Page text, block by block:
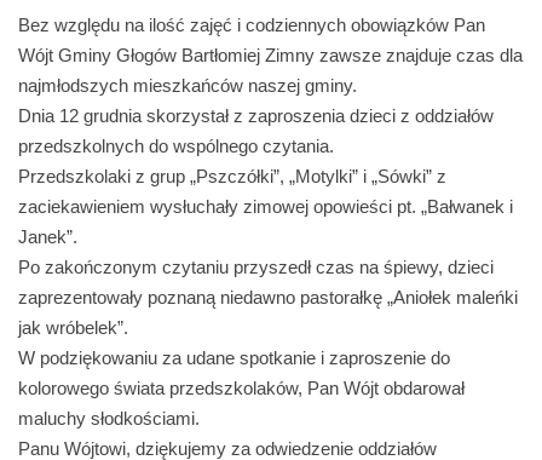
Bez względu na ilość zajęć i codziennych obowiązków Pan
Wójt Gminy Głogów Bartłomiej Zimny zawsze znajduje czas dla
najmłodszych mieszkańców naszej gminy.
Dnia 12 grudnia skorzystał z zaproszenia dzieci z oddziałów
przedszkolnych do wspólnego czytania.
Przedszkolaki z grup „Pszczółki”, „Motylki” i „Sówki” z
zaciekawieniem wysłuchały zimowej opowieści pt. „Bałwanek i
Janek”.
Po zakończonym czytaniu przyszedł czas na śpiewy, dzieci
zaprezentowały poznaną niedawno pastorałkę „Aniołek maleńki
jak wróbelek”.
W podziękowaniu za udane spotkanie i zaproszenie do
kolorowego świata przedszkolaków, Pan Wójt obdarował
maluchy słodkościami.
Panu Wójtowi, dziękujemy za odwiedzenie oddziałów